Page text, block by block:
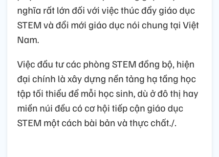
nghĩa rất lớn đối với việc thúc đẩy giáo dục
STEM và đổi mới giáo dục nói chung tại Việt
Nam.
Việc đầu tư các phòng STEM đồng bộ, hiện
đại chính là xây dựng nền tảng hạ tầng học
tập tối thiểu để mỗi học sinh, dù ở đô thị hay
miền núi đều có cơ hội tiếp cận giáo dục
STEM một cách bài bản và thực chất./.